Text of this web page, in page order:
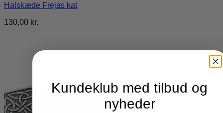
Halskæde Frejas kat
130,00 kr.
Kundeklub med tilbud og
nyheder